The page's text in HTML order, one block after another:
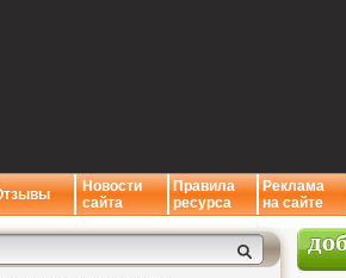
Новости
сайта
Правила
ресурса
Реклама
на сайте